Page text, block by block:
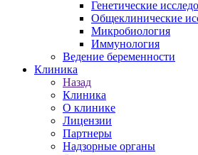
Генетические
Общеклинические
Микробиология
Иммунология
Ведение беременности
Клиника
Назад
Клиника
О клинике
Лицензии
Партнеры
Надзорные органы